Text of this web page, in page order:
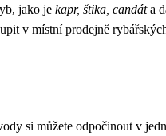
jako je kapr, štika, candáta
v místní prodejně
si můžete odpočinout v